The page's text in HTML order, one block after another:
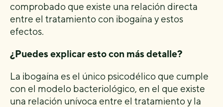
comprobado que existe una relación directa
entre el tratamiento con ibogaína y estos
efectos.
¿Puedes explicar esto con más detalle?
La ibogaína es el único psicodélico que cumple
con el modelo bacteriológico, en el que existe
una relación unívoca entre el tratamiento y la